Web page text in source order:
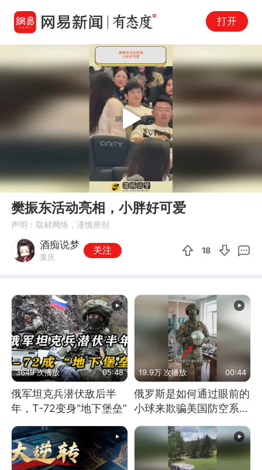
打开
00:00 00:15
Play
樊振东活动亮相，小胖好可爱
声明：取材网络，谨慎辨别
酒痴说梦
重庆
关注 18
3649 次播放 05:48
俄军坦克兵潜伏敌后半
年，T-72变身“地下堡垒”
19.9万 次播放 00:44
俄罗斯是如何通过眼前的
小球来欺骗美国防空系统